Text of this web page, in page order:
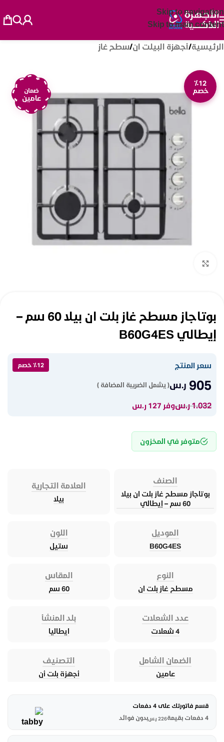
Skip to navigation
Skip to main content
الرئيسية/أجهزة البيلت ان/سطح غاز
٪12
خصم
ضمان
عامين
بوتاجاز مسطح غاز بلت ان بيلا 60 سم –
إيطالي B60G4ES
سعر المنتج ٪12 خصم
905 ر.س( يشمل الضريبة المضافة )
1.032ر.سوفر 127 ر.س
متوفر في المخزون
الصنف
بوتاجاز مسطح غاز بلت ان بيلا
60 سم – إيطالي
العلامة التجارية
بيلا
الموديل
B60G4ES
اللون
ستيل
النوع
مسطح غاز بلت ان
المقاس
60 سم
عدد الشعلات
4 شعلات
بلد المنشأ
ايطاليا
الضمان الشامل
عامين
التصنيف
أجهزة بلت أن
قسم فاتورتك على 4 دفعات
4 دفعات بقيمة
226 ر.سبدون فوائد